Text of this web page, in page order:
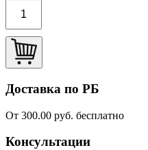
Доставка по РБ
От 300.00 руб. бесплатно
Консультации